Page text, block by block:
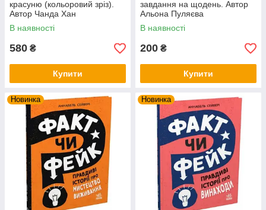
красуню (кольоровий зріз).
Автор Чанда Хан
В наявності
580 ₴
Купити
завдання на щодень. Автор
Альона Пуляєва
В наявності
200 ₴
Купити
Новинка Новинка